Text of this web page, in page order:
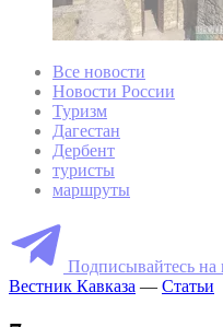
Все новости
Новости России
Туризм
Дагестан
Дербент
туристы
маршруты
Подписывайтесь на
Вестник Кавказа — Статьи